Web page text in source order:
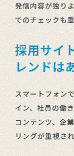
発信内容が独り
でのチェックも重
採用サイ
レンドは
スマートフォン
イン、社員の働
コンテンツ、企
リングが重視さ